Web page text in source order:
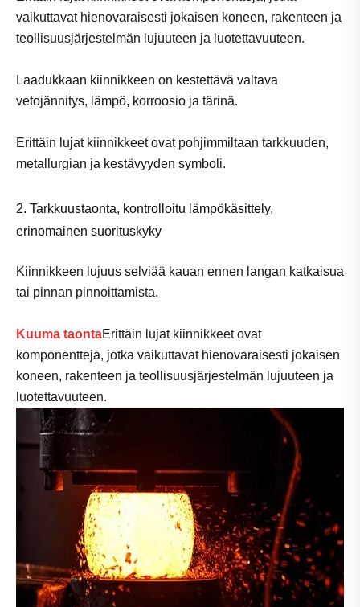
vaikuttavat hienovaraisesti jokaisen koneen, rakenteen ja
teollisuusjärjestelmän lujuuteen ja luotettavuuteen.
Laadukkaan kiinnikkeen on kestettävä valtava
vetojännitys, lämpö, ​​korroosio ja tärinä.
Erittäin lujat kiinnikkeet ovat pohjimmiltaan tarkkuuden,
metallurgian ja kestävyyden symboli.
2. Tarkkuustaonta, kontrolloitu lämpökäsittely,
erinomainen suorituskyky
Kiinnikkeen lujuus selviää kauan ennen langan katkaisua
tai pinnan pinnoittamista.
Kuuma taontaErittäin lujat kiinnikkeet ovat
komponentteja, jotka vaikuttavat hienovaraisesti jokaisen
koneen, rakenteen ja teollisuusjärjestelmän lujuuteen ja
luotettavuuteen.